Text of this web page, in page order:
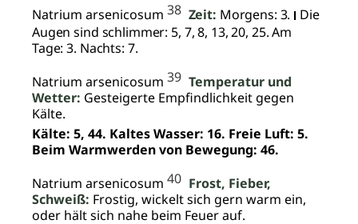
Natrium arsenicosum 38 Zeit: Morgens: 3. I Die
Augen sind schlimmer: 5, 7, 8, 13, 20, 25. Am
Tage: 3. Nachts: 7.
Natrium arsenicosum 39 Temperatur und
Wetter: Gesteigerte Empfindlichkeit gegen
Kälte.
Kälte: 5, 44. Kaltes Wasser: 16. Freie Luft: 5.
Beim Warmwerden von Bewegung: 46.
Natrium arsenicosum 40 Frost, Fieber,
Schweiß: Frostig, wickelt sich gern warm ein,
oder hält sich nahe beim Feuer auf.